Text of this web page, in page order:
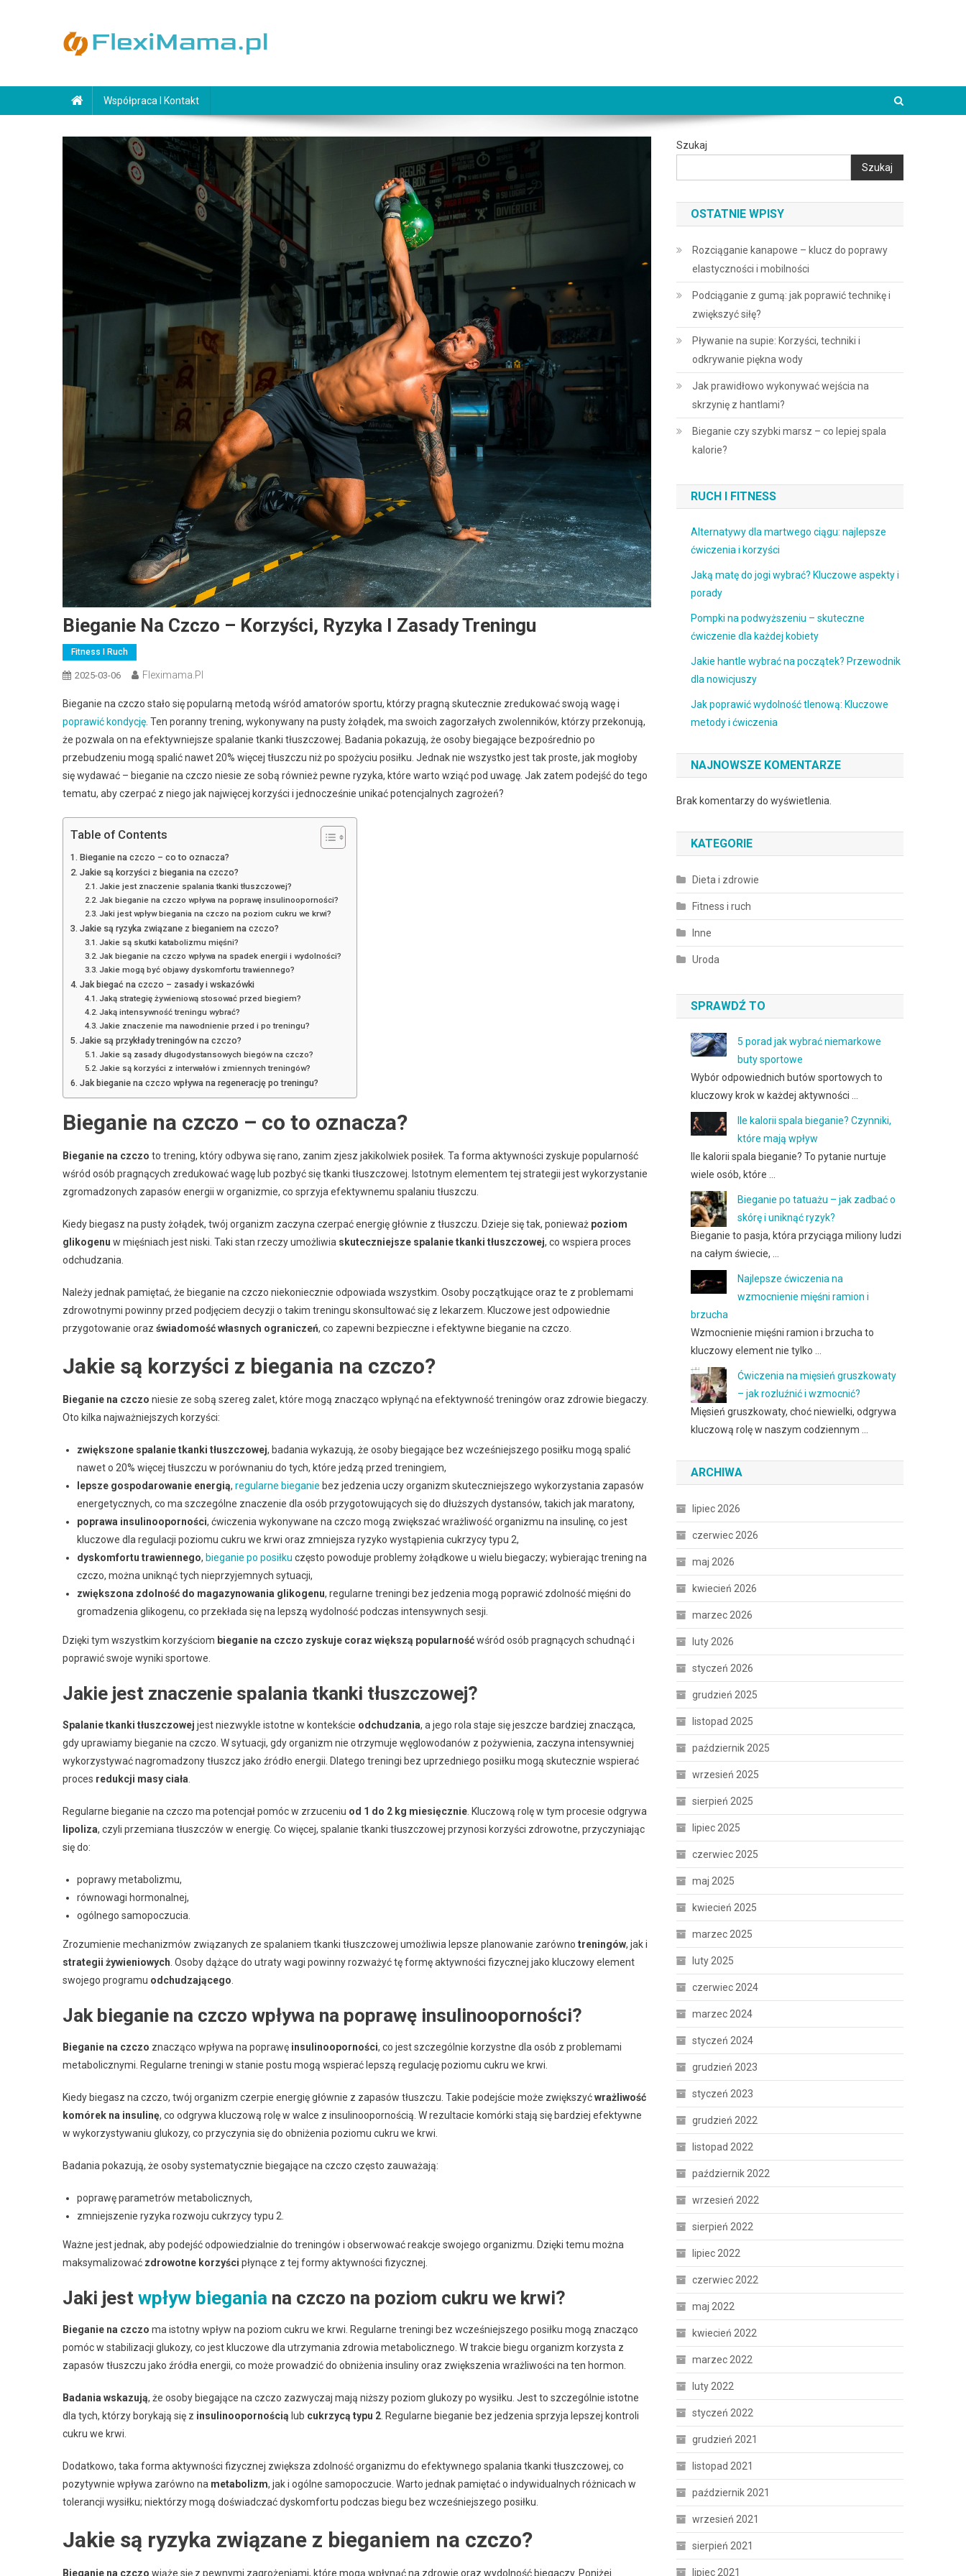
Współpraca I Kontakt
Bieganie Na Czczo – Korzyści, Ryzyka I Zasady Treningu
Fitness I Ruch
2025-03-06 Fleximama.pl
Bieganie na czczo stało się popularną metodą wśród amatorów sportu, którzy pragną skutecznie zredukować swoją wagę i
poprawić kondycję . Ten poranny trening, wykonywany na pusty żołądek, ma swoich zagorzałych zwolenników, którzy przekonują,
że pozwala on na efektywniejsze spalanie tkanki tłuszczowej. Badania pokazują, że osoby biegające bezpośrednio po
przebudzeniu mogą spalić nawet 20% więcej tłuszczu niż po spożyciu posiłku. Jednak nie wszystko jest tak proste, jak mogłoby
się wydawać – bieganie na czczo niesie ze sobą również pewne ryzyka, które warto wziąć pod uwagę. Jak zatem podejść do tego
tematu, aby czerpać z niego jak najwięcej korzyści i jednocześnie unikać potencjalnych zagrożeń?
Table of Contents
Bieganie na czczo – co to oznacza?
Jakie są korzyści z biegania na czczo?
Jakie jest znaczenie spalania tkanki tłuszczowej?
Jak bieganie na czczo wpływa na poprawę insulinooporności?
Jaki jest wpływ biegania na czczo na poziom cukru we krwi?
Jakie są ryzyka związane z bieganiem na czczo?
Jakie są skutki katabolizmu mięśni?
Jak bieganie na czczo wpływa na spadek energii i wydolności?
Jakie mogą być objawy dyskomfortu trawiennego?
Jak biegać na czczo – zasady i wskazówki
Jaką strategię żywieniową stosować przed biegiem?
Jaką intensywność treningu wybrać?
Jakie znaczenie ma nawodnienie przed i po treningu?
Jakie są przykłady treningów na czczo?
Jakie są zasady długodystansowych biegów na czczo?
Jakie są korzyści z interwałów i zmiennych treningów?
Jak bieganie na czczo wpływa na regenerację po treningu?
Bieganie na czczo – co to oznacza?
Bieganie na czczo to trening, który odbywa się rano, zanim zjesz jakikolwiek posiłek. Ta forma aktywności zyskuje popularność
wśród osób pragnących zredukować wagę lub pozbyć się tkanki tłuszczowej. Istotnym elementem tej strategii jest wykorzystanie
zgromadzonych zapasów energii w organizmie, co sprzyja efektywnemu spalaniu tłuszczu.
Kiedy biegasz na pusty żołądek, twój organizm zaczyna czerpać energię głównie z tłuszczu. Dzieje się tak, ponieważ poziom
glikogenu w mięśniach jest niski. Taki stan rzeczy umożliwia skuteczniejsze spalanie tkanki tłuszczowej, co wspiera proces
odchudzania.
Należy jednak pamiętać, że bieganie na czczo niekoniecznie odpowiada wszystkim. Osoby początkujące oraz te z problemami
zdrowotnymi powinny przed podjęciem decyzji o takim treningu skonsultować się z lekarzem. Kluczowe jest odpowiednie
przygotowanie oraz świadomość własnych ograniczeń, co zapewni bezpieczne i efektywne bieganie na czczo.
Jakie są korzyści z biegania na czczo?
Bieganie na czczo niesie ze sobą szereg zalet, które mogą znacząco wpłynąć na efektywność treningów oraz zdrowie biegaczy.
Oto kilka najważniejszych korzyści:
zwiększone spalanie tkanki tłuszczowej, badania wykazują, że osoby biegające bez wcześniejszego posiłku mogą spalić
nawet o 20% więcej tłuszczu w porównaniu do tych, które jedzą przed treningiem,
lepsze gospodarowanie energią, regularne bieganie bez jedzenia uczy organizm skuteczniejszego wykorzystania zapasów
energetycznych, co ma szczególne znaczenie dla osób przygotowujących się do dłuższych dystansów, takich jak maratony,
poprawa insulinooporności, ćwiczenia wykonywane na czczo mogą zwiększać wrażliwość organizmu na insulinę, co jest
kluczowe dla regulacji poziomu cukru we krwi oraz zmniejsza ryzyko wystąpienia cukrzycy typu 2,
dyskomfortu trawiennego, bieganie po posiłku często powoduje problemy żołądkowe u wielu biegaczy; wybierając trening na
czczo, można uniknąć tych nieprzyjemnych sytuacji,
zwiększona zdolność do magazynowania glikogenu, regularne treningi bez jedzenia mogą poprawić zdolność mięśni do
gromadzenia glikogenu, co przekłada się na lepszą wydolność podczas intensywnych sesji.
Dzięki tym wszystkim korzyściom bieganie na czczo zyskuje coraz większą popularnośćwśród osób pragnących schudnąć i
poprawić swoje wyniki sportowe.
Jakie jest znaczenie spalania tkanki tłuszczowej?
Spalanie tkanki tłuszczowej jest niezwykle istotne w kontekście odchudzania, a jego rola staje się jeszcze bardziej znacząca,
gdy uprawiamy bieganie na czczo. W sytuacji, gdy organizm nie otrzymuje węglowodanów z pożywienia, zaczyna intensywniej
wykorzystywać nagromadzony tłuszcz jako źródło energii. Dlatego treningi bez uprzedniego posiłku mogą skutecznie wspierać
proces redukcji masy ciała
Regularne bieganie na czczo ma potencjał pomóc w zrzuceniu od 1 do 2 kg miesięcznie . Kluczową rolę w tym procesie odgrywa
lipoliza, czyli przemiana tłuszczów w energię. Co więcej, spalanie tkanki tłuszczowej przynosi korzyści zdrowotne, przyczyniając
się do:
poprawy metabolizmu,
równowagi hormonalnej,
ogólnego samopoczucia.
Zrozumienie mechanizmów związanych ze spalaniem tkanki tłuszczowej umożliwia lepsze planowanie zarówno treningów, jak i
strategii żywieniowych . Osoby dążące do utraty wagi powinny rozważyć tę formę aktywności fizycznej jako kluczowy element
swojego programu odchudzającego
Jak bieganie na czczo wpływa na poprawę insulinooporności?
Bieganie na czczo znacząco wpływa na poprawę insulinooporności, co jest szczególnie korzystne dla osób z problemami
metabolicznymi. Regularne treningi w stanie postu mogą wspierać lepszą regulację poziomu cukru we krwi.
Kiedy biegasz na czczo, twój organizm czerpie energię głównie z zapasów tłuszczu. Takie podejście może zwiększyćwrażliwość
komórek na insulinę, co odgrywa kluczową rolę w walce z insulinoopornością. W rezultacie komórki stają się bardziej efektywne
w wykorzystywaniu glukozy, co przyczynia się do obniżenia poziomu cukru we krwi.
Badania pokazują, że osoby systematycznie biegające na czczo często zauważają:
poprawę parametrów metabolicznych,
zmniejszenie ryzyka rozwoju cukrzycy typu 2.
Ważne jest jednak, aby podejść odpowiedzialnie do treningów i obserwować reakcje swojego organizmu. Dzięki temu można
maksymalizować zdrowotne korzyści płynące z tej formy aktywności fizycznej.
Jaki jest wpływ biegania na czczo na poziom cukru we krwi?
Bieganie na czczo ma istotny wpływ na poziom cukru we krwi. Regularne treningi bez wcześniejszego posiłku mogą znacząco
pomóc w stabilizacji glukozy, co jest kluczowe dla utrzymania zdrowia metabolicznego. W trakcie biegu organizm korzysta z
zapasów tłuszczu jako źródła energii, co może prowadzić do obniżenia insuliny oraz zwiększenia wrażliwości na ten hormon.
Badania wskazują, że osoby biegające na czczo zazwyczaj mają niższy poziom glukozy po wysiłku. Jest to szczególnie istotne
dla tych, którzy borykają się z insulinoopornością lub cukrzycą typu 2 . Regularne bieganie bez jedzenia sprzyja lepszej kontroli
cukru we krwi.
Dodatkowo, taka forma aktywności fizycznej zwiększa zdolność organizmu do efektywnego spalania tkanki tłuszczowej, co
pozytywnie wpływa zarówno na metabolizm, jak i ogólne samopoczucie. Warto jednak pamiętać o indywidualnych różnicach w
tolerancji wysiłku; niektórzy mogą doświadczać dyskomfortu podczas biegu bez wcześniejszego posiłku.
Jakie są ryzyka związane z bieganiem na czczo?
Bieganie na czczo wiąże się z pewnymi zagrożeniami, które mogą wpłynąć na zdrowie oraz wydolność biegaczy. Poniżej
Szukaj
Szukaj
OSTATNIE WPISY
Rozciąganie kanapowe – klucz do poprawy
elastyczności i mobilności
Podciąganie z gumą: jak poprawić technikę i
zwiększyć siłę?
Pływanie na supie: Korzyści, techniki i
odkrywanie piękna wody
Jak prawidłowo wykonywać wejścia na
skrzynię z hantlami?
Bieganie czy szybki marsz – co lepiej spala
kalorie?
RUCH I FITNESS
Alternatywy dla martwego ciągu: najlepsze
ćwiczenia i korzyści
Jaką matę do jogi wybrać? Kluczowe aspekty i
porady
Pompki na podwyższeniu – skuteczne
ćwiczenie dla każdej kobiety
Jakie hantle wybrać na początek? Przewodnik
dla nowicjuszy
Jak poprawić wydolność tlenową: Kluczowe
metody i ćwiczenia
NAJNOWSZE KOMENTARZE
Brak komentarzy do wyświetlenia.
KATEGORIE
Dieta i zdrowie
Fitness i ruch
Inne
Uroda
SPRAWDŹ TO
5 porad jak wybrać niemarkowe
buty sportowe
Wybór odpowiednich butów sportowych to
kluczowy krok w każdej aktywności …
Ile kalorii spala bieganie? Czynniki,
które mają wpływ
Ile kalorii spala bieganie? To pytanie nurtuje
wiele osób, które …
Bieganie po tatuażu – jak zadbać o
skórę i uniknąć ryzyk?
Bieganie to pasja, która przyciąga miliony ludzi
na całym świecie, …
Najlepsze ćwiczenia na
wzmocnienie mięśni ramion i
brzucha
Wzmocnienie mięśni ramion i brzucha to
kluczowy element nie tylko …
Ćwiczenia na mięsień gruszkowaty
– jak rozluźnić i wzmocnić?
Mięsień gruszkowaty, choć niewielki, odgrywa
kluczową rolę w naszym codziennym …
ARCHIWA
lipiec 2026
czerwiec 2026
maj 2026
kwiecień 2026
marzec 2026
luty 2026
styczeń 2026
grudzień 2025
listopad 2025
październik 2025
wrzesień 2025
sierpień 2025
lipiec 2025
czerwiec 2025
maj 2025
kwiecień 2025
marzec 2025
luty 2025
czerwiec 2024
marzec 2024
styczeń 2024
grudzień 2023
styczeń 2023
grudzień 2022
listopad 2022
październik 2022
wrzesień 2022
sierpień 2022
lipiec 2022
czerwiec 2022
maj 2022
kwiecień 2022
marzec 2022
luty 2022
styczeń 2022
grudzień 2021
listopad 2021
październik 2021
wrzesień 2021
sierpień 2021
lipiec 2021